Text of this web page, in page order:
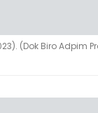
(Dok Biro Adpim